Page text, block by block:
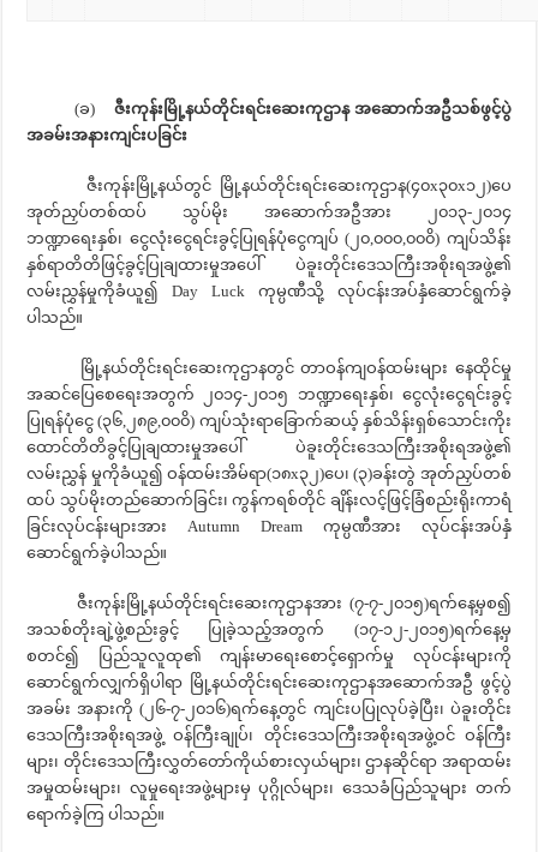
(ခ) ဇီးကုန်းမြို့နယ်တိုင်းရင်းဆေးကုဌာန အဆောက်အဦသစ်ဖွင့်ပွဲ
အခမ်းအနားကျင်းပခြင်း
ဇီးကုန်းမြို့နယ်တွင် မြို့နယ်တိုင်းရင်းဆေးကုဌာန(၄၀x၃၀x၁၂)ပေ
အုတ်ညှပ်တစ်ထပ် သွပ်မိုး အဆောက်အဦအား ၂၀၁၃-၂၀၁၄
ဘဏ္ဍာရေးနှစ်၊ ငွေလုံးငွေရင်းခွင့်ပြုရန်ပုံငွေကျပ် (၂၀,၀၀၀,၀၀၀ိ) ကျပ်သိန်း
နှစ်ရာတိတိဖြင့်ခွင့်ပြုချထားမှုအပေါ် ပဲခူးတိုင်းဒေသကြီးအစိုးရအဖွဲ့၏
လမ်းညွှန်မှုကိုခံယူ၍ Day Luck ကုမ္ပဏီသို့ လုပ်ငန်းအပ်နှံဆောင်ရွက်ခဲ့
ပါသည်။
မြို့နယ်တိုင်းရင်းဆေးကုဌာနတွင် တာဝန်ကျဝန်ထမ်းများ နေထိုင်မှု
အဆင်ပြေစေရေးအတွက် ၂၀၁၄-၂၀၁၅ ဘဏ္ဍာရေးနှစ်၊ ငွေလုံးငွေရင်းခွင့်
ပြုရန်ပုံငွေ (၃၆,၂၈၉,၀၀၀ိ) ကျပ်သုံးရာခြောက်ဆယ့် နှစ်သိန်းရှစ်သောင်းကိုး
ထောင်တိတိခွင့်ပြုချထားမှုအပေါ် ပဲခူးတိုင်းဒေသကြီးအစိုးရအဖွဲ့၏
လမ်းညွှန် မှုကိုခံယူ၍ ဝန်ထမ်းအိမ်ရာ(၁၈x၃၂)ပေ၊ (၃)ခန်းတွဲ အုတ်ညှပ်တစ်
ထပ် သွပ်မိုးတည်ဆောက်ခြင်း၊ ကွန်ကရစ်တိုင် ချိန်းလင့်ဖြင့်ခြံစည်းရိုးကာရံ
ခြင်းလုပ်ငန်းများအား Autumn Dream ကုမ္ပဏီအား လုပ်ငန်းအပ်နှံ
ဆောင်ရွက်ခဲ့ပါသည်။
ဇီးကုန်းမြို့နယ်တိုင်းရင်းဆေးကုဌာနအား (၇-၇-၂၀၁၅)ရက်နေ့မှစ၍
အသစ်တိုးချဲ့ဖွဲ့စည်းခွင့် ပြုခဲ့သည့်အတွက် (၁၇-၁၂-၂၀၁၅)ရက်နေ့မှ
စတင်၍ ပြည်သူလူထု၏ ကျန်းမာရေးစောင့်ရှောက်မှု လုပ်ငန်းများကို
ဆောင်ရွက်လျှက်ရှိပါရာ မြို့နယ်တိုင်းရင်းဆေးကုဌာနအဆောက်အဦ ဖွင့်ပွဲ
အခမ်း အနားကို (၂၆-၇-၂၀၁၆)ရက်နေ့တွင် ကျင်းပပြုလုပ်ခဲ့ပြီး၊ ပဲခူးတိုင်း
ဒေသကြီးအစိုးရအဖွဲ့ ဝန်ကြီးချုပ်၊ တိုင်းဒေသကြီးအစိုးရအဖွဲ့ဝင် ဝန်ကြီး
များ၊ တိုင်းဒေသကြီးလွှတ်တော်ကိုယ်စားလှယ်များ၊ ဌာနဆိုင်ရာ အရာထမ်း
အမှုထမ်းများ၊ လူမှုရေးအဖွဲ့များမှ ပုဂ္ဂိုလ်များ၊ ဒေသခံပြည်သူများ တက်
ရောက်ခဲ့ကြ ပါသည်။